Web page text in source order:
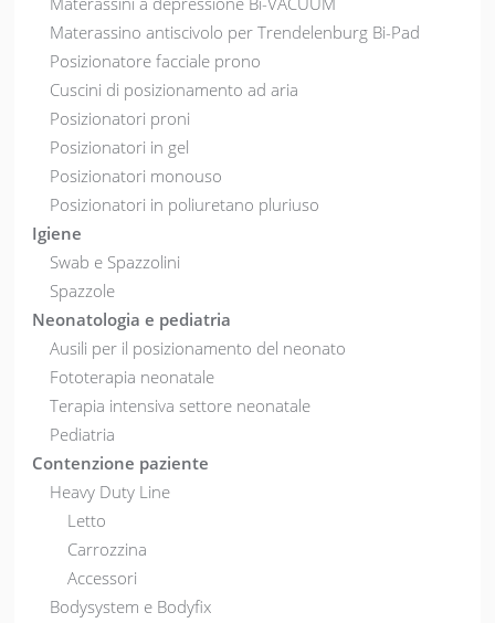
Materassino antiscivolo per Trendelenburg Bi-Pad
Posizionatore facciale prono
Cuscini di posizionamento ad aria
Posizionatori proni
Posizionatori in gel
Posizionatori monouso
Posizionatori in poliuretano pluriuso
Igiene
Swab e Spazzolini
Spazzole
Neonatologia e pediatria
Ausili per il posizionamento del neonato
Fototerapia neonatale
Terapia intensiva settore neonatale
Pediatria
Contenzione paziente
Heavy Duty Line
Letto
Carrozzina
Accessori
Bodysystem e Bodyfix